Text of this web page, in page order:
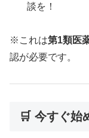
談を！
※これは第1類医
認が必要です。
🛒 今すぐ始